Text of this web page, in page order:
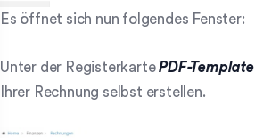
Es öffnet sich nun folgendes Fenster:
Unter der RegisterkartePDF-Template
Ihrer Rechnung selbst erstellen.